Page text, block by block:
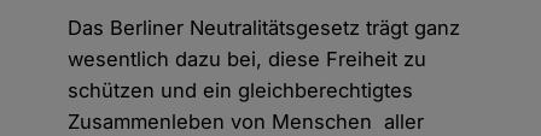
Das Berliner Neutralitätsgesetz trägt ganz
wesentlich dazu bei, diese Freiheit zu
schützen und ein gleichberechtigtes
Zusammenleben von Menschen aller